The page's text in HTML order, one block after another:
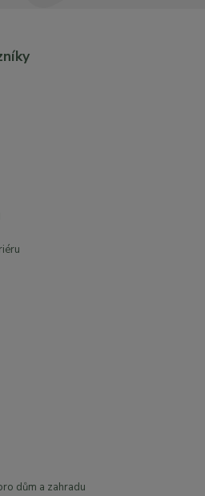
dům a zahradu